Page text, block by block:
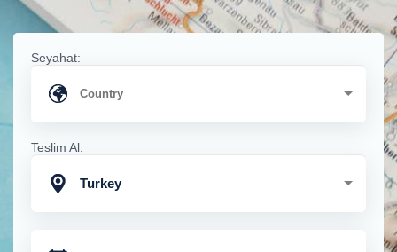
Seyahat:
Teslim Al:
Turkey